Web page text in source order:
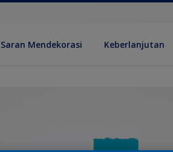
Saran Mendekorasi Keberlanjutan